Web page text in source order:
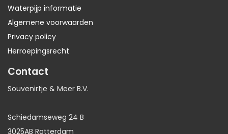
Waterpijp informatie
Algemene voorwaarden
Privacy policy
Herroepingsrecht
Contact
Souvenirtje & Meer B.V.
Schiedamseweg 24 B
3025AB Rotterdam